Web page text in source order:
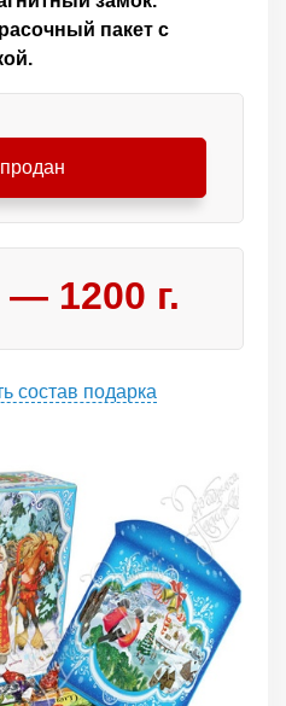
пакет с
— 1200 г.
состав подарка